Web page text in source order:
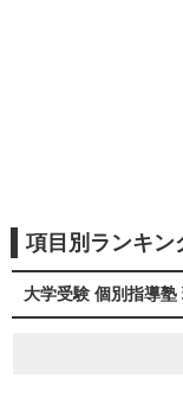
項目別ランキン
大学受験 個別指導塾